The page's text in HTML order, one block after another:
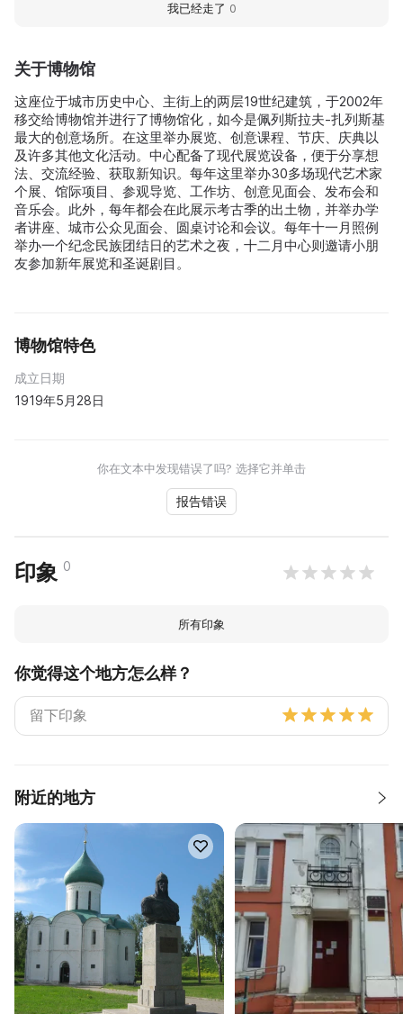
关于博物馆
这座位于城市历史中心、主街上的两层19世纪建筑，于2002年
移交给博物馆并进行了博物馆化，如今是佩列斯拉夫-扎列斯基
最大的创意场所。在这里举办展览、创意课程、节庆、庆典以
及许多其他文化活动。中心配备了现代展览设备，便于分享想
法、交流经验、获取新知识。每年这里举办30多场现代艺术家
个展、馆际项目、参观导览、工作坊、创意见面会、发布会和
音乐会。此外，每年都会在此展示考古季的出土物，并举办学
者讲座、城市公众见面会、圆桌讨论和会议。每年十一月照例
举办一个纪念民族团结日的艺术之夜，十二月中心则邀请小朋
友参加新年展览和圣诞剧目。
博物馆特色
成立日期
1919年5月28日
你在文本中发现错误了吗? 选择它并单击
报告错误
印象 0
所有印象
你觉得这个地方怎么样？
附近的地方
我已经走了 0